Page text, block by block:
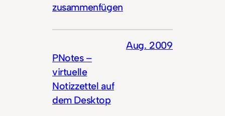
zusammenfügen
PNotes –
virtuelle
Notizzettel auf
dem Desktop
Aug. 2009